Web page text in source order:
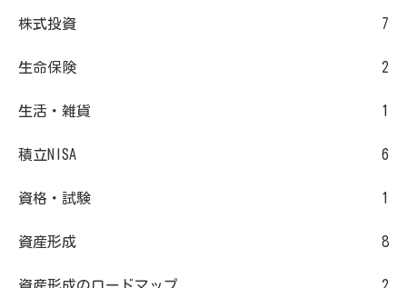
株式投資 7
生命保険 2
生活・雑貨 1
積立NISA 6
資格・試験 1
資産形成 8
資産形成のロードマップ 2